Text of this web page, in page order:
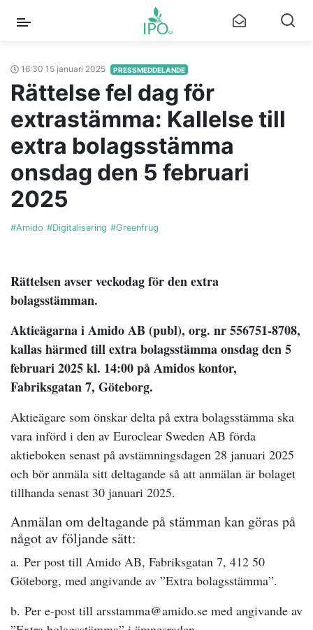
16:30 15 januari 2025 PRESSMEDDELANDE
Rättelse fel dag för
extrastämma: Kallelse till
extra bolagsstämma
onsdag den 5 februari
2025
#Amido #Digitalisering #Greenfrug
Rättelsen avser veckodag för den extra
bolagsstämman.
Aktieägarna i Amido AB (publ), org. nr 556751-8708,
kallas härmed till extra bolagsstämma onsdag den 5
februari 2025 kl. 14:00 på Amidos kontor,
Fabriksgatan 7, Göteborg.
Aktieägare som önskar delta på extra bolagsstämma ska
vara införd i den av Euroclear Sweden AB förda
aktieboken senast på avstämningsdagen 28 januari 2025
och bör anmäla sitt deltagande så att anmälan är bolaget
tillhanda senast 30 januari 2025.
Anmälan om deltagande på stämman kan göras på
något av följande sätt:
a. Per post till Amido AB, Fabriksgatan 7, 412 50
Göteborg, med angivande av ”Extra bolagsstämma”.
b. Per e-post till arsstamma@amido.se med angivande av